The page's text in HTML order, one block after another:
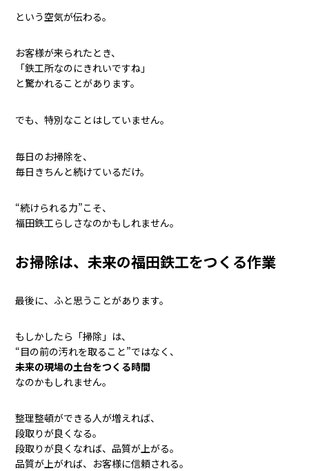
という空気が伝わる。
お客様が来られたとき、
「鉄工所なのにきれいですね」
と驚かれることがあります。
でも、特別なことはしていません。
毎日のお掃除を、
毎日きちんと続けているだけ。
“続けられる力”こそ、
福田鉄工らしさなのかもしれません。
お掃除は、未来の福田鉄工をつくる作業
最後に、ふと思うことがあります。
もしかしたら「掃除」は、
“目の前の汚れを取ること”ではなく、
未来の現場の土台をつくる時間
なのかもしれません。
整理整頓ができる人が増えれば、
段取りが良くなる。
段取りが良くなれば、品質が上がる。
品質が上がれば、お客様に信頼される。